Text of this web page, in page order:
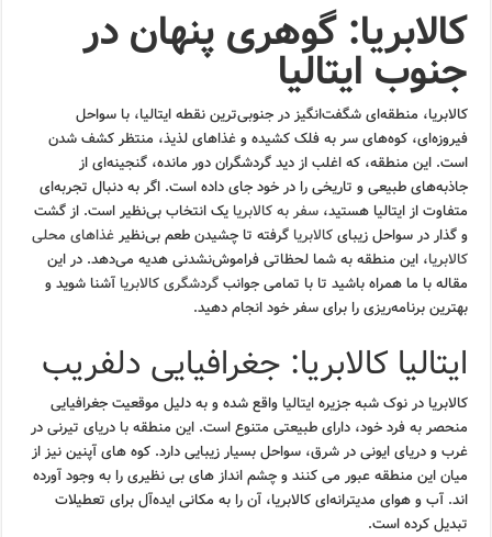
کالابریا: گوهری پنهان در
جنوب ایتالیا
کالابریا، منطقه‌ای شگفت‌انگیز در جنوبی‌ترین نقطه ایتالیا، با سواحل
فیروزه‌ای، کوه‌های سر به فلک کشیده و غذاهای لذیذ، منتظر کشف شدن
است. این منطقه، که اغلب از دید گردشگران دور مانده، گنجینه‌ای از
جاذبه‌های طبیعی و تاریخی را در خود جای داده است. اگر به دنبال تجربه‌ای
متفاوت از ایتالیا هستید،سفر به کالابریا یک انتخاب بی‌نظیر است. از گشت
و گذار در سواحل زیبایکالابریا گرفته تا چشیدن طعم بی‌نظیرغذاهای محلی
کالابریا، این منطقه به شما لحظاتی فراموش‌نشدنی هدیه می‌دهد. در این
مقاله با ما همراه باشید تا با تمامی جوانبگردشگری کالابریا آشنا شوید و
بهترین برنامه‌ریزی را برای سفر خود انجام دهید.
ایتالیا کالابریا: جغرافیایی دلفریب
کالابریا در نوک شبه جزیره ایتالیا واقع شده و به دلیل موقعیت جغرافیایی
منحصر به فرد خود، دارای طبیعتی متنوع است. این منطقه با دریای تیرنی در
غرب و دریای ایونی در شرق، سواحل بسیار زیبایی دارد. کوه های آپنین نیز از
میان این منطقه عبور می کنند و چشم انداز های بی نظیری را به وجود آورده
اند. آب و هوای مدیترانه‌ای کالابریا، آن را به مکانی ایده‌آل برای تعطیلات
تبدیل کرده است.